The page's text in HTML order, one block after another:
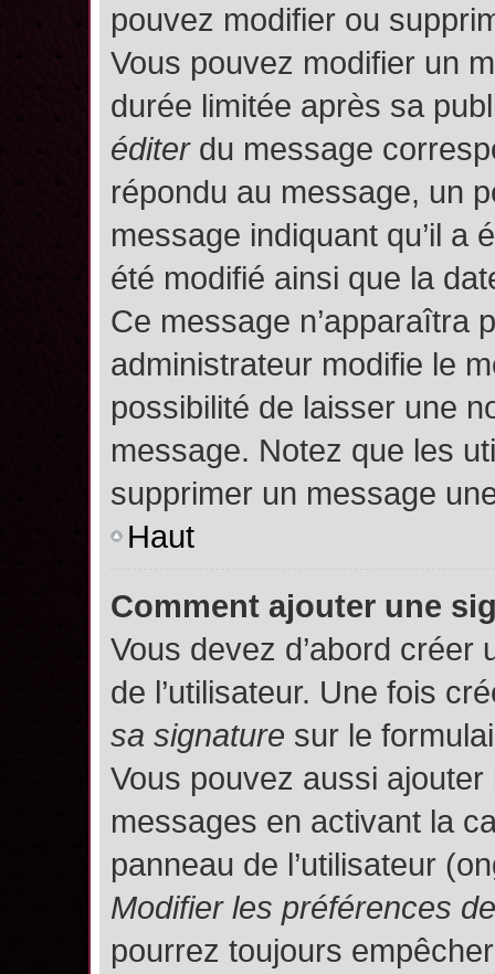
pouvez modifier ou
Vous pouvez modifier un
durée limitée après sa
éditerdu message
répondu au message, un
message indiquant qu’il a
été modifié ainsi que la
Ce message n’apparaîtra
administrateur modifie le
possibilité de laisser une
message. Notez que les
supprimer un message
Haut
Comment ajouter une
Vous devez d’abord
de l’utilisateur. Une fois
sa signature sur le
Vous pouvez aussi
messages en activant la
panneau de l’utilisateur
Modifier les préférences
pourrez toujours